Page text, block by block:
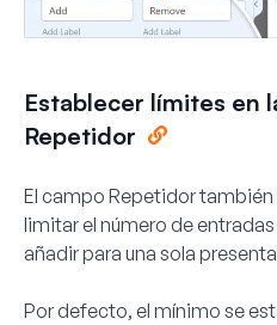
Establecer límites en
Repetidor
El campo Repetidor
limitar el número de
añadir para una sola
Por defecto, el mínimo se